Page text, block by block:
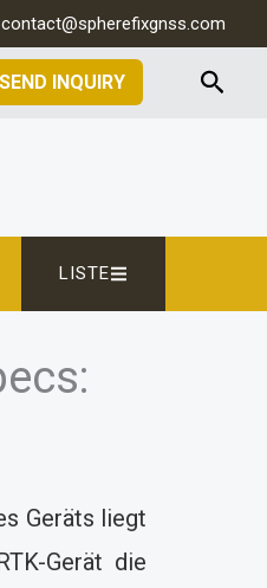
contact@spherefixgnss.com
SEND INQUIRY
LISTE
Geräts liegt
Gerät die